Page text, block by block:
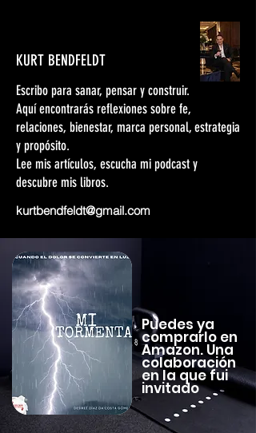
KURT BENDFELDT
Escribo para sanar, pensar y construir.
Aquí encontrarás reflexiones sobre fe,
relaciones, bienestar, marca personal, estrategia
y propósito.
Lee mis artículos, escucha mi podcast y
descubre mis libros.
kurtbendfeldt@gmail.com
Puedes ya
comprarlo en
Amazon. Una
colaboración
en la que fui
invitado